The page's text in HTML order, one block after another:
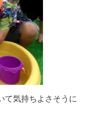
て気持ちよさそうに